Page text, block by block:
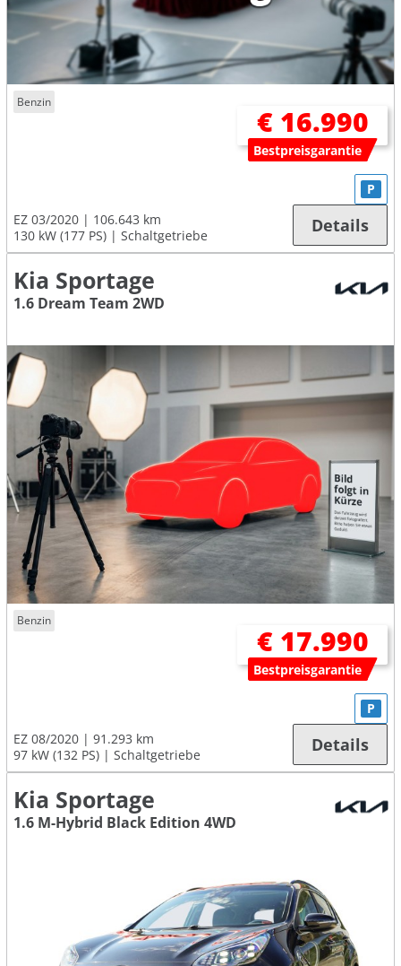
Benzin
€ 16.990
Bestpreisgarantie
EZ 03/2020
106.643 km
130 kW (177 PS)
Schaltgetriebe
P
Details
Kia Sportage
1.6 Dream Team 2WD
Benzin
€ 17.990
Bestpreisgarantie
EZ 08/2020
91.293 km
97 kW (132 PS)
Schaltgetriebe
P
Details
Kia Sportage
1.6 M-Hybrid Black Edition 4WD